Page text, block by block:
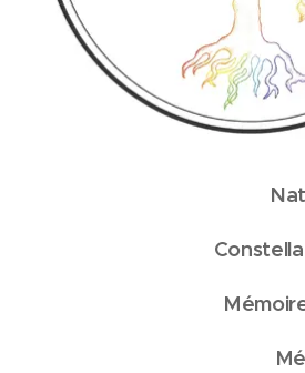
Nathalie
Constellations
Mémoires